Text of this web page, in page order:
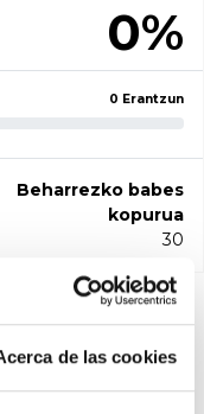
de las cookies
0%
0 Erantzun
Beharrezko babes
kopurua
30